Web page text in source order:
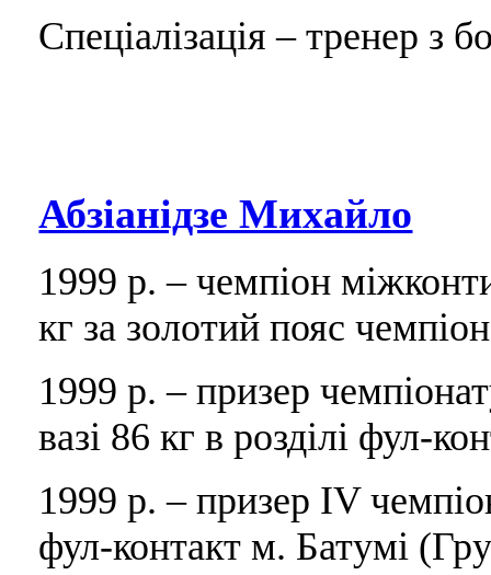
Спеціалізація – тренер з
Абзіанідзе Михайло
1999 р. – чемпіон
кг за золотий пояс
1999 р. – призер
вазі 86 кг в розділі фул-
1999 р. – призер IV
фул-контакт м. Батумі